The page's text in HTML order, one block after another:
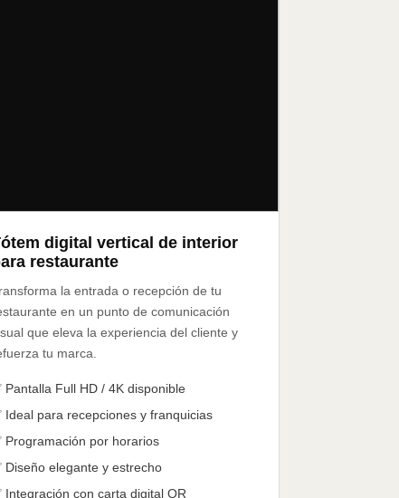
digital vertical de interior
restaurante
la entrada o recepción de tu
en un punto de comunicación
que eleva la experiencia del cliente y
tu marca.
Pantalla Full HD / 4K disponible
Ideal para recepciones y franquicias
Programación por horarios
Diseño elegante y estrecho
Integración con carta digital QR